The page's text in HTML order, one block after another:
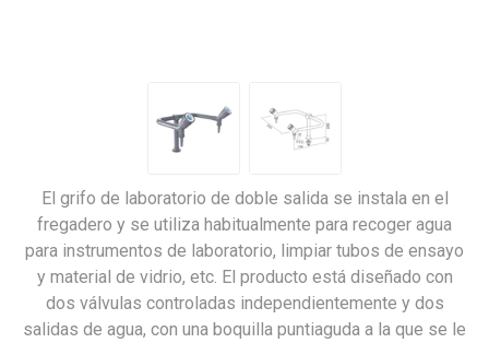
El grifo de laboratorio de doble salida se instala en el
fregadero y se utiliza habitualmente para recoger agua
para instrumentos de laboratorio, limpiar tubos de ensayo
y material de vidrio, etc. El producto está diseñado con
dos válvulas controladas independientemente y dos
salidas de agua, con una boquilla puntiaguda a la que se le